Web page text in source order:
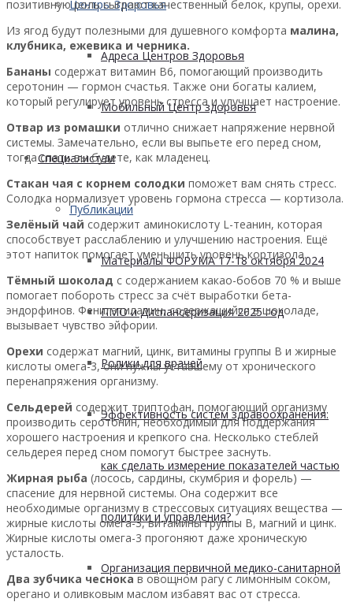
Центры Здоровья
Адреса Центров Здоровья
Мобильный Центр здоровья
Cпециалистам
Публикации
Материалы ФОРУМА 17-18 октября 2024
ПМО и Диспансеризация 2025 год
Ролики для врачей
Эффективность систем здравоохранения:
как сделать измерение показателей частью
политики и управления?
Организация первичной медико-санитарной
позитивную роль сыграют качественный белок, крупы, орехи.
Из ягод будут полезными для душевного комфорта малина,
клубника, ежевика и черника.
Бананы содержат витамин B6, помогающий производить
серотонин — гормон счастья. Также они богаты калием,
который регулирует уровень стресса и улучшает настроение.
Отвар из ромашки отлично снижает напряжение нервной
системы. Замечательно, если вы выпьете его перед сном,
тогда спать вы будете, как младенец.
Стакан чая с корнем солодки поможет вам снять стресс.
Солодка нормализует уровень гормона стресса — кортизола.
Зелёный чай содержит аминокислоту L-теанин, которая
способствует расслаблению и улучшению настроения. Ещё
этот напиток помогает уменьшить уровень кортизола.
Тёмный шоколад с содержанием какао-бобов 70 % и выше
помогает побороть стресс за счёт выработки бета-
эндорфинов. Фенилэтиламин, содержащийся в шоколаде,
вызывает чувство эйфории.
Орехи содержат магний, цинк, витамины группы В и жирные
кислоты омега-3, они нужны уставшему от хронического
перенапряжения организму.
Сельдерей содержит триптофан, помогающий организму
производить серотонин, необходимый для поддержания
хорошего настроения и крепкого сна. Несколько стеблей
сельдерея перед сном помогут быстрее заснуть.
Жирная рыба (лосось, сардины, скумбрия и форель) —
спасение для нервной системы. Она содержит все
необходимые организму в стрессовых ситуациях вещества —
жирные кислоты омега-3, витамины группы В, магний и цинк.
Жирные кислоты омега-3 прогоняют даже хроническую
усталость.
Два зубчика чеснокав овощном рагу с лимонным соком,
орегано и оливковым маслом избавят вас от стресса.